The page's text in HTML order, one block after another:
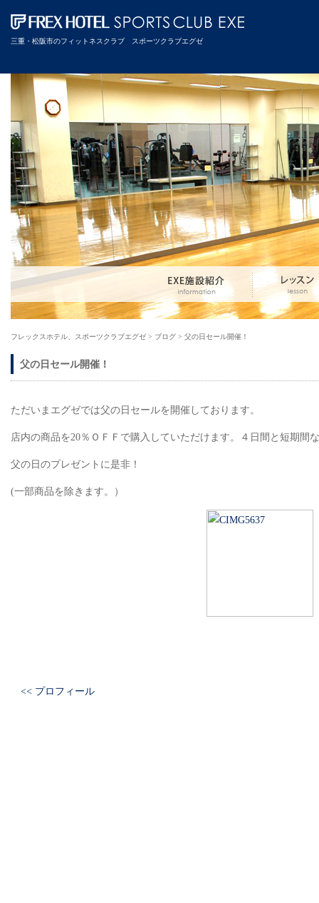
三重・松阪市のフィットネスクラブ スポーツクラブエグゼ
フレックスホテル、スポーツクラブエグゼ > ブログ > 父の日セール開催！
父の日セール開催！
ただいまエグゼでは父の日セールを開催しております。
店内の商品を20％ＯＦＦで購入していただけます。４日間と短期間
父の日のプレゼントに是非！
(一部商品を除きます。）
<< プロフィール